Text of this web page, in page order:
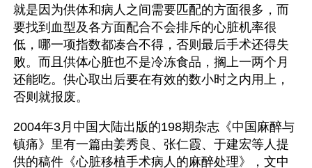
就是因为供体和病人之间需要匹配的方面很多，而
要找到血型及各方面配合不会排斥的心脏机率很
低，哪一项指数都凑合不得，否则最后手术还得失
败。而且供体心脏也不是冷冻食品，搁上一两个月
还能吃。供心取出后要在有效的数小时之内用上，
否则就报废。
2004年3月中国大陆出版的198期杂志《中国麻醉与
镇痛》里有一篇由姜秀良、张仁霞、于建宏等人提
供的稿件《心脏移植手术病人的麻醉处理》，文中